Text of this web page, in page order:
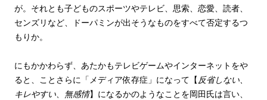
が。それとも子どものスポーツやテレビ、思索、恋愛、読者、
センズリなど、ドーパミンが出そうなものをすべて否定するつ
もりか。
にもかかわらず、あたかもテレビゲームやインターネットをや
ると、ことさらに「メディア依存症」になって【 反省しない、
キレやすい、無感情】になるかのようなことを岡田氏は言い、